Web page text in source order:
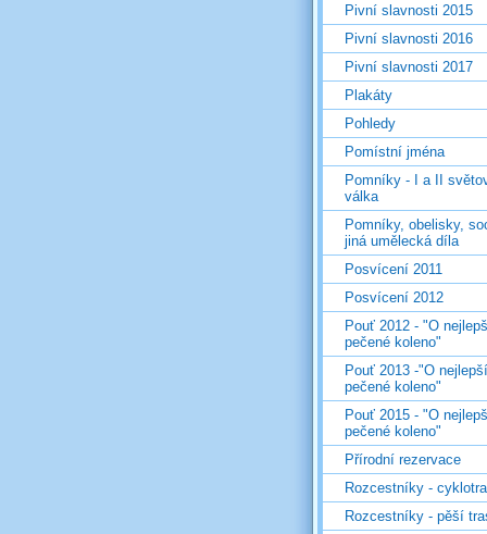
Pivní slavnosti 2015
Pivní slavnosti 2016
Pivní slavnosti 2017
Plakáty
Pohledy
Pomístní jména
Pomníky - I a II
válka
Pomníky, obelisky,
jiná umělecká díla
Posvícení 2011
Posvícení 2012
Pouť 2012 - "O
pečené koleno"
Pouť 2013 -"O nejlepší
pečené koleno"
Pouť 2015 - "O
pečené koleno"
Přírodní rezervace
Rozcestníky -
Rozcestníky - pěší